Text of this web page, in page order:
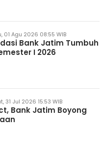
01 Agu 2026 08:55 WIB
Bank Jatim Tumbuh
I 2026
31 Jul 2026 15:53 WIB
Bank Jatim Boyong